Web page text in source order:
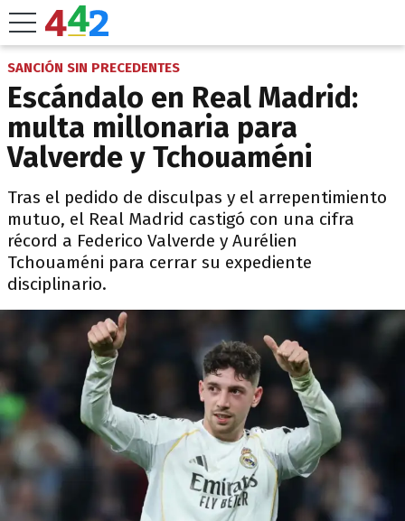
SANCIÓN SIN PRECEDENTES
Escándalo en Real Madrid:
multa millonaria para
Valverde y Tchouaméni
Tras el pedido de disculpas y el arrepentimiento
mutuo, el Real Madrid castigó con una cifra
récord a Federico Valverde y Aurélien
Tchouaméni para cerrar su expediente
disciplinario.